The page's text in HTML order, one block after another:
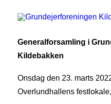
Generalforsamling i
Kildebakken
Onsdag den 23. marts
Overlundhallens